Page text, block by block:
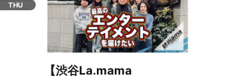
THU
【渋谷La.mama